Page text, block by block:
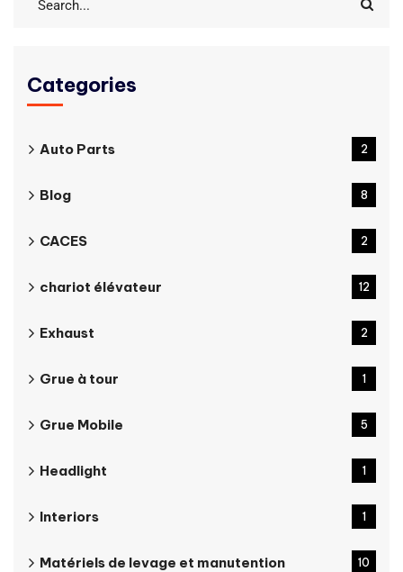
Categories
Auto Parts 2
Blog 8
CACES 2
chariot élévateur 12
Exhaust 2
Grue à tour 1
Grue Mobile 5
Headlight 1
Interiors 1
Matériels de levage et manutention 10